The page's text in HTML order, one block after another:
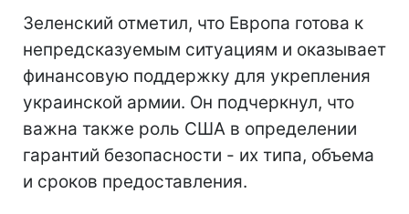
Зеленский отметил, что Европа готова к
непредсказуемым ситуациям и оказывает
финансовую поддержку для укрепления
украинской армии. Он подчеркнул, что
важна также роль США в определении
гарантий безопасности - их типа, объема
и сроков предоставления.